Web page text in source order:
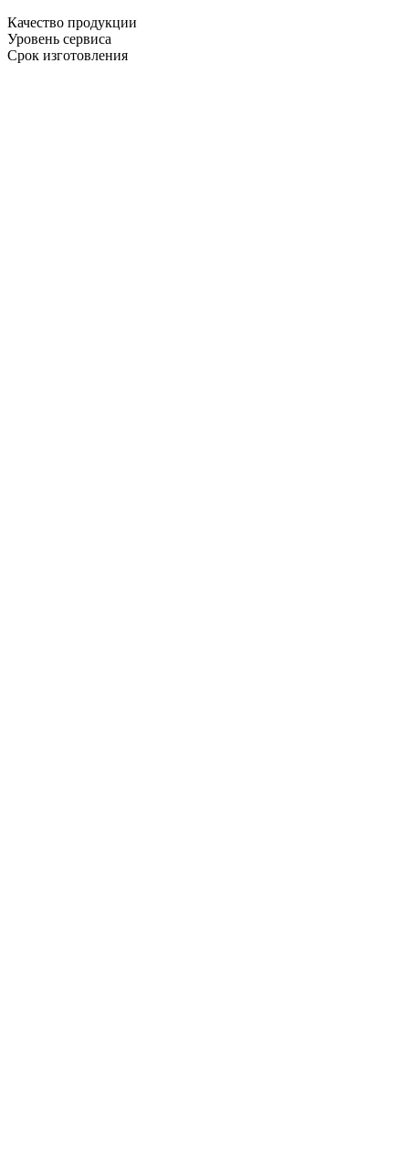
Качество продукции
Уровень сервиса
Срок изготовления